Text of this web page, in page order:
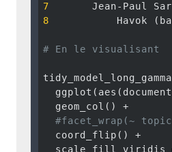
7
Jean-Paul
8
Havok
# En le visualisant
tidy_model_long_gamma
  geom_col() +
#facet_wrap(~
  coord_flip() +